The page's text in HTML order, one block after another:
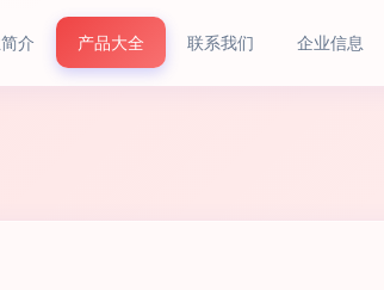
介 产品大全 联系我们 企业信息